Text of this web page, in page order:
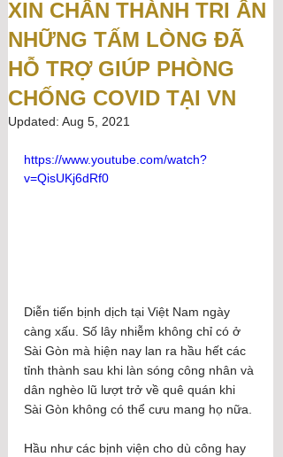
XIN CHÂN THÀNH TRI ÂN
NHỮNG TẤM LÒNG ĐÃ
HỖ TRỢ GIÚP PHÒNG
CHỐNG COVID TẠI VN
Updated: Aug 5, 2021
https://www.youtube.com/watch?
v=QisUKj6dRf0
Diễn tiến bịnh dịch tại Việt Nam ngày
càng xấu. Số lây nhiễm không chỉ có ở
Sài Gòn mà hiện nay lan ra hầu hết các
tỉnh thành sau khi làn sóng công nhân và
dân nghèo lũ lượt trở về quê quán khi
Sài Gòn không có thể cưu mang họ nữa.
Hầu như các bịnh viện cho dù công hay